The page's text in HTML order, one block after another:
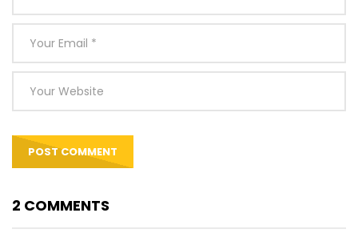
2 COMMENTS